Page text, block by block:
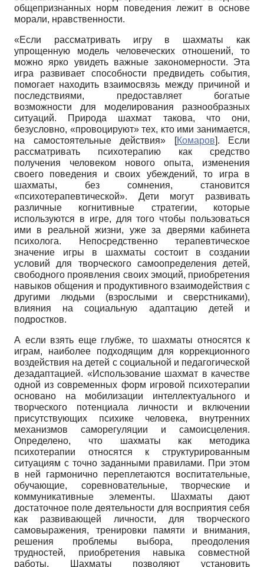
общепризнанных норм поведения лежит в основе
морали, нравственности.
«Если рассматривать игру в шахматы как
упрощенную модель человеческих отношений, то
можно ярко увидеть важные закономерности. Эта
игра развивает способности предвидеть события,
помогает находить взаимосвязь между причиной и
последствиями, предоставляет богатые
возможности для моделирования разнообразных
ситуаций. Природа шахмат такова, что они,
безусловно, «провоцируют» тех, кто ими занимается,
на самостоятельные действия»
[Комаров]. Если
рассматривать психотерапию как средство
получения человеком нового опыта, изменения
своего поведения и своих убеждений, то игра в
шахматы, без сомнения, становится
«психотерапевтической». Дети могут развивать
различные когнитивные стратегии, которые
используются в игре, для того чтобы пользоваться
ими в реальной жизни, уже за дверями кабинета
психолога. Непосредственно терапевтическое
значение игры в шахматы состоит в создании
условий для творческого самоопределения детей,
свободного проявления своих эмоций, приобретения
навыков общения и продуктивного взаимодействия с
другими людьми (взрослыми и сверстниками),
влияния на социальную адаптацию детей и
подростков.
А если взять еще глубже, то шахматы относятся к
играм, наиболее подходящим для коррекционного
воздействия на детей с социальной и педагогической
дезадаптацией. «Использование шахмат в качестве
одной из современных форм игровой психотерапии
основано на мобилизации интеллектуального и
творческого потенциала личности и включении
присутствующих психике человека, внутренних
механизмов саморегуляции и самоисцеления.
Определено, что шахматы как методика
психотерапии относятся к структурированным
ситуациям с точно заданными правилами. При этом
в ней гармонично переплетаются воспитательные,
обучающие, соревновательные, творческие и
коммуникативные элементы. Шахматы дают
достаточное поле деятельности для восприятия себя
как развивающей личности, для творческого
самовыражения, тренировки памяти и внимания,
решения проблемы выбора, преодоления
трудностей, приобретения навыка совместной
работы. Шахматы позволяют установить